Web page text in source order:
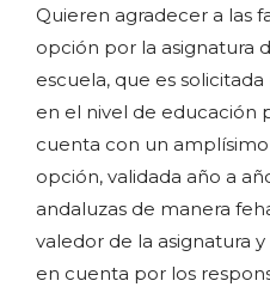
Quieren agradecer a las
opción por la asignatura
escuela, que es
en el nivel de educación
cuenta con un amplísimo
opción, validada año a
andaluzas de manera
valedor de la asignatura
en cuenta por los